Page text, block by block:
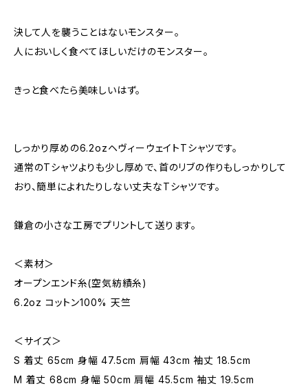
決して人を襲うことはないモンスター。
人においしく食べてほしいだけのモンスター。
きっと食べたら美味しいはず。
しっかり厚めの6.2ozヘヴィーウェイトTシャツです。
通常のTシャツよりも少し厚めで、首のリブの作りもしっかりして
おり、簡単によれたりしない丈夫なTシャツです。
鎌倉の小さな工房でプリントして送ります。
＜素材＞
オープンエンド糸(空気紡績糸)
6.2oz コットン100% 天竺
＜サイズ＞
S 着丈 65cm 身幅 47.5cm 肩幅 43cm 袖丈 18.5cm
M 着丈 68cm 身幅 50cm 肩幅 45.5cm 袖丈 19.5cm